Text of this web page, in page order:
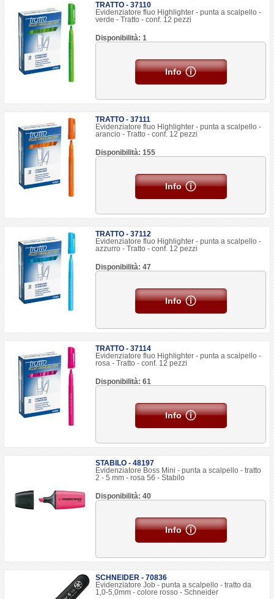
TRATTO - 37110
Evidenziatore fluo Highlighter - punta a scalpello -
verde - Tratto - conf. 12 pezzi
Disponibilità: 1
Info
TRATTO - 37111
Evidenziatore fluo Highlighter - punta a scalpello -
arancio - Tratto - conf. 12 pezzi
Disponibilità: 155
Info
TRATTO - 37112
Evidenziatore fluo Highlighter - punta a scalpello -
azzurro - Tratto - conf. 12 pezzi
Disponibilità: 47
Info
TRATTO - 37114
Evidenziatore fluo Highlighter - punta a scalpello -
rosa - Tratto - conf. 12 pezzi
Disponibilità: 61
Info
STABILO - 48197
Evidenziatore Boss Mini - punta a scalpello - tratto
2 - 5 mm - rosa 56 - Stabilo
Disponibilità: 40
Info
SCHNEIDER - 70836
Evidenziatore Job - punta a scalpello - tratto da
1,0-5,0mm - colore rosso - Schneider